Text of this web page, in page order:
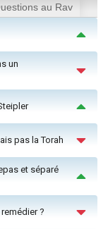
au Rav
un
pas la Torah
et séparé
?